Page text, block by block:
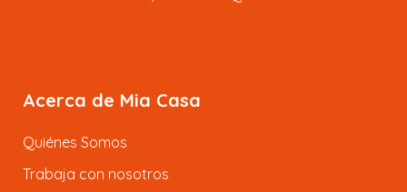
Acerca de Mia Casa
Quiénes Somos
Trabaja con nosotros